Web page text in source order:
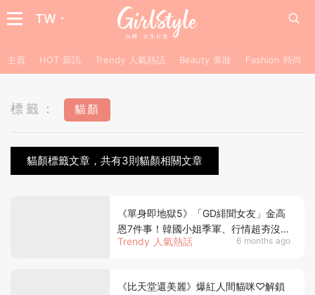
TW
主頁 HOT 新訊 Trendy 人氣熱話 Beauty 美妝 Fashion 時尚
標籤： 貓顏
貓顏標籤文章，共有3則貓顏相關文章
Trendy 人氣熱話 6 months ago
《單身即地獄5》「GD緋聞女友」金高
恩7件事！韓國小姐季軍、行情超夯沒有
空窗期！
《比天堂還美麗》爆紅人間貓咪♡解鎖